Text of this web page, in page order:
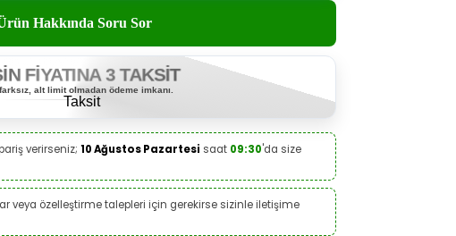
Hakkında Soru Sor
FİYATINA 3 TAKSİT
alt limit olmadan ödeme imkanı.
verirseniz; 10 Ağustos Pazartesi saat 09:30'da size
veya özelleştirme talepleri için gerekirse sizinle iletişime